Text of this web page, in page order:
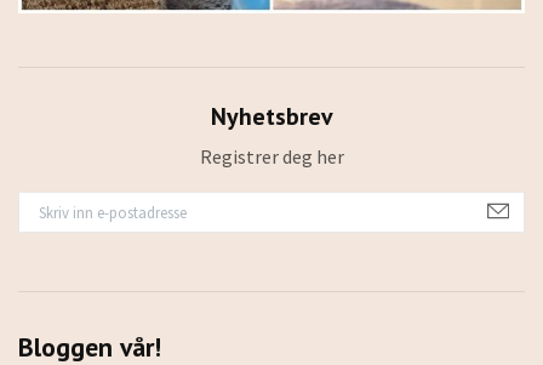
Nyhetsbrev
Registrer deg her
Bloggen vår!